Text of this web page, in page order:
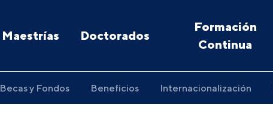
Maestrías Doctorados
Formación
Continua
Becas y Fondos Beneficios Internacionalización